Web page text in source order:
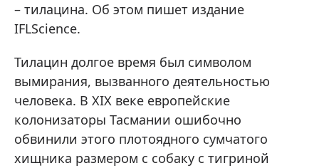
– тилацина. Об этом пишет издание
IFLScience.
Тилацин долгое время был символом
вымирания, вызванного деятельностью
человека. В XIX веке европейские
колонизаторы Тасмании ошибочно
обвинили этого плотоядного сумчатого
хищника размером с собаку с тигриной